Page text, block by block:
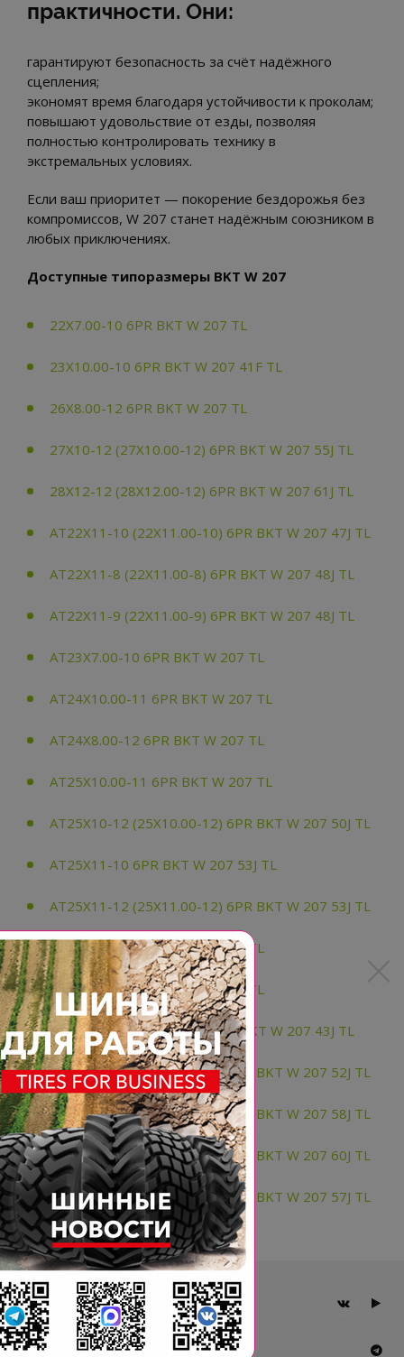
практичности. Они:
гарантируют безопасность за счёт надёжного
сцепления;
экономят время благодаря устойчивости к проколам;
повышают удовольствие от езды, позволяя
полностью контролировать технику в
экстремальных условиях.
Если ваш приоритет — покорение бездорожья без
компромиссов, W 207 станет надёжным союзником в
любых приключениях.
Доступные типоразмеры BKT W 207
22X7.00-10 6PR BKT W 207 TL
23X10.00-10 6PR BKT W 207 41F TL
26X8.00-12 6PR BKT W 207 TL
27X10-12 (27X10.00-12) 6PR BKT W 207 55J TL
28X12-12 (28X12.00-12) 6PR BKT W 207 61J TL
AT22X11-10 (22X11.00-10) 6PR BKT W 207 47J TL
AT22X11-8 (22X11.00-8) 6PR BKT W 207 48J TL
AT22X11-9 (22X11.00-9) 6PR BKT W 207 48J TL
AT23X7.00-10 6PR BKT W 207 TL
AT24X10.00-11 6PR BKT W 207 TL
AT24X8.00-12 6PR BKT W 207 TL
AT25X10.00-11 6PR BKT W 207 TL
AT25X10-12 (25X10.00-12) 6PR BKT W 207 50J TL
AT25X11-10 6PR BKT W 207 53J TL
AT25X11-12 (25X11.00-12) 6PR BKT W 207 53J TL
AT25X12.00-9 6PR BKT W 207 TL
AT25X8.00-11 6PR BKT W 207 TL
AT25X8-12 (25X8.00-12) 6PR BKT W 207 43J TL
AT26X10-12 (26X10.00-12) 6PR BKT W 207 52J TL
AT26X12-12 (26X12.00-12) 6PR BKT W 207 58J TL
AT27X12-12 (27X12.00-12) 6PR BKT W 207 60J TL
AT28X10-12 (28X10.00-12) 6PR BKT W 207 57J TL
Главная
Компания
Шины BKT